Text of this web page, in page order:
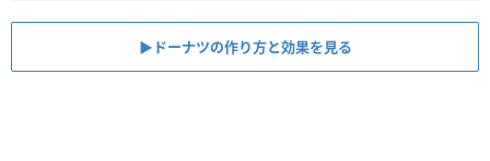
▶︎ドーナツの作り方と効果を見る